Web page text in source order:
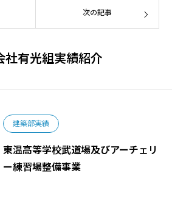
次の記事
社有光組実績紹介
建築部実績
東温高等学校武道場及びアーチェリ
ー練習場整備事業